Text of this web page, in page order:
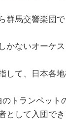
群馬交響楽団
かないオーケス
して、日本各
トランペッ
として入団で